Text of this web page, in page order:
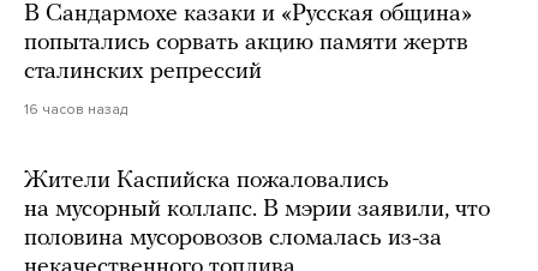
В Сандармохе казаки и «Русская община»
попытались сорвать акцию памяти жертв
сталинских репрессий
16 часов назад
Жители Каспийска пожаловались
на мусорный коллапс. В мэрии заявили, что
половина мусоровозов сломалась из-за